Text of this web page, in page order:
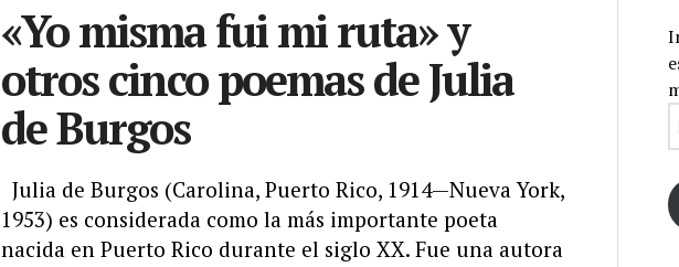
«Yo misma fui mi ruta» y
otros cinco poemas de Julia
de Burgos
Julia de Burgos (Carolina, Puerto Rico, 1914—Nueva York,
1953) es considerada como la más importante poeta
nacida en Puerto Rico durante el siglo XX. Fue una autora